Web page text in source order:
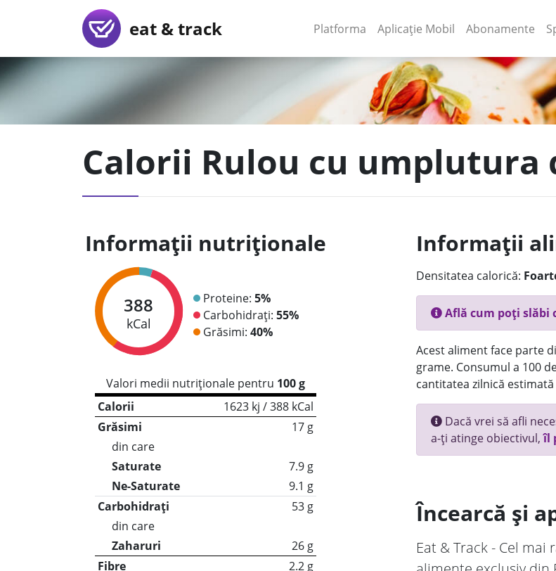
eat & track Platforma (current)
Aplicație Mobil (current)
Abonamente
Calorii Rulou cu umplutura
Informații nutriționale
388
kCal
Proteine: 5%
Carbohidrați: 55%
Grăsimi: 40%
Valori medii nutriționale pentru 100 g
Calorii
1623 kj / 388 kCal
Grăsimi
17 g
din care
Saturate
7.9 g
Ne-Saturate
9.1 g
Carbohidrați
53 g
din care
Zaharuri
26 g
Fibre
2.2 g
Informații
Densitatea calorică:
Află cum poți slăbi
Acest aliment face parte
grame. Consumul a 100
cantitatea zilnică
Dacă vrei să afli
a-ți atinge obiectivul,îl
Încearcă și
Eat & Track - Cel